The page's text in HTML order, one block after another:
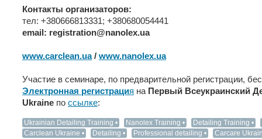
Контакты организаторов:
тел: +380666813331; +380680054441
email: registration@nanolex.ua
www.carclean.ua/ www.nanolex.ua
Участие в семинаре, по предварительной регистрации,
Электронная регистрация на Первый Всеукраинский
Ukraine по ссылке:
Ukrainian Detailing Training Nanolex Training
Detailing Training
Carclean Ukraine
Detailing Professional detailing Carcare